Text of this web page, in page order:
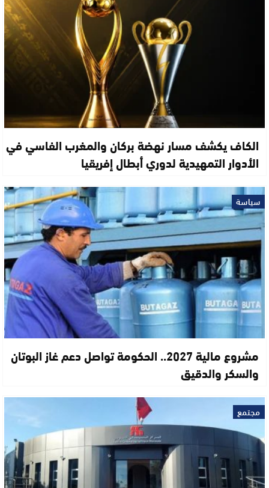
الكاف يكشف مسار نهضة بركان والمغرب الفاسي في
الأدوار التمهيدية لدوري أبطال إفريقيا
سياسة
مشروع مالية 2027.. الحكومة تواصل دعم غاز البوتان
والسكر والدقيق
مجتمع